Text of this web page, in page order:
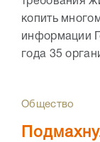
копить
информации
года 35
Общество